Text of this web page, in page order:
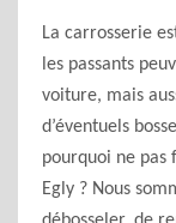
La carrosserie
les passants
voiture, mais
d’éventuels
pourquoi ne pas
Egly ? Nous